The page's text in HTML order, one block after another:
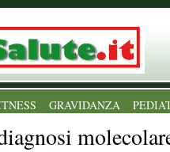
GRAVIDANZA